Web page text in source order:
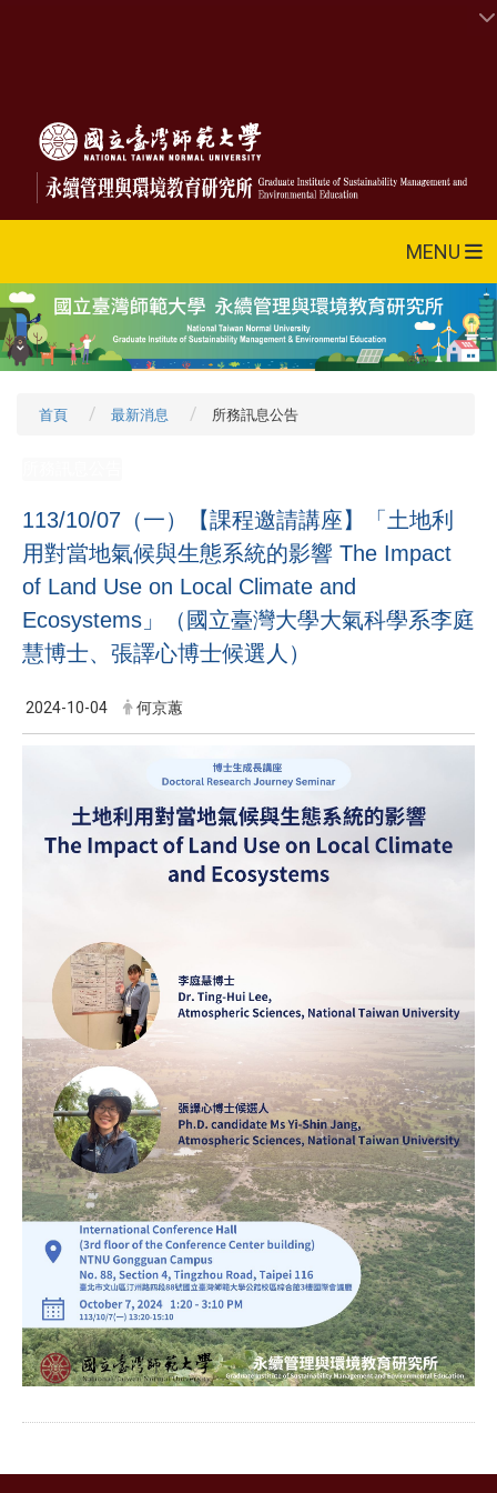
MENU
首頁 最新消息 所務訊息公告
113/10/07（一）【課程邀請講座】「土地利
用對當地氣候與生態系統的影響 The Impact
of Land Use on Local Climate and
Ecosystems」（國立臺灣大學大氣科學系李庭
慧博士、張譯心博士候選人）
2024-10-04 何京蕙